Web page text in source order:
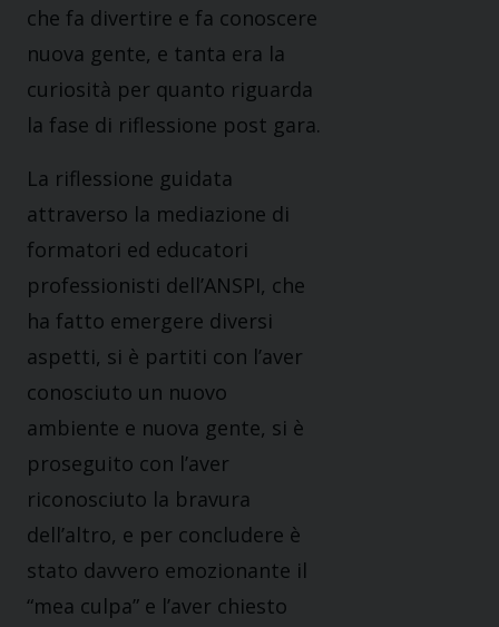
che fa divertire e fa conoscere
nuova gente, e tanta era la
curiosità per quanto riguarda
la fase di riflessione post gara.
La riflessione guidata
attraverso la mediazione di
formatori ed educatori
professionisti dell’ANSPI, che
ha fatto emergere diversi
aspetti, si è partiti con l’aver
conosciuto un nuovo
ambiente e nuova gente, si è
proseguito con l’aver
riconosciuto la bravura
dell’altro, e per concludere è
stato davvero emozionante il
“mea culpa” e l’aver chiesto